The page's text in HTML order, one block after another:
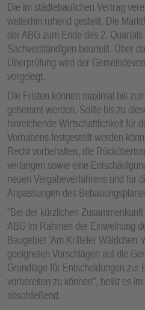
Die im städtebaulichen Vertrag
weiterhin ruhend gestellt. Die
der ABG zum Ende des 2.
Sachverständigen beurteilt. Über
Überprüfung wird der
vorgelegt.
Die Fristen können maximal bis
gehemmt werden. Sollte bis zu
hinreichende Wirtschaftlichkeit für
Vorhabens festgestellt werden
Recht vorbehalten, die
verlangen sowie eine
neuen Vergabeverfahrens und für
Anpassungen des
"Bei der kürzlichen
ABG im Rahmen der Einweihung
Baugebiet 'Am Krifteler Wäldchen'
geeigneten Vorschlägen auf die
Grundlage für Entscheidungen zur
vorbereiten zu können", heißt es
abschließend.